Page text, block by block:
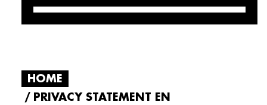
HOME
PRIVACY STATEMENT EN